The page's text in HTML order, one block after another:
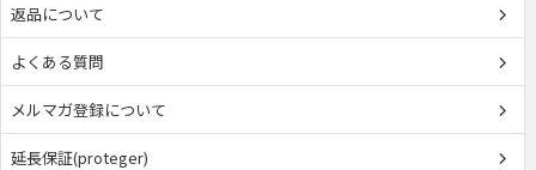
返品について
よくある質問
メルマガ登録について
延長保証(proteger)